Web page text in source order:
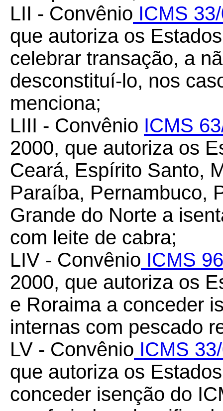
LII - Convênio ICMS
que autoriza os
celebrar transação, a
desconstituí-lo, nos
menciona;
LIII - Convênio ICMS
2000, que autoriza os
Ceará, Espírito Santo,
Paraíba, Pernambuco,
Grande do Norte a
com leite de cabra;
LIV - Convênio ICMS
2000, que autoriza os
e Roraima a conceder
internas com pescado
LV - Convênio ICMS
que autoriza os
conceder isenção do